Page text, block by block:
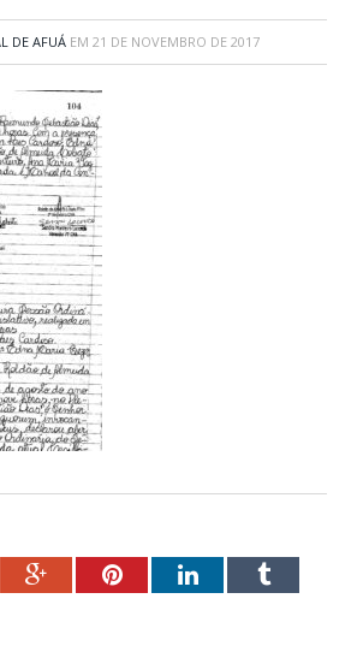
DE AFUÁ EM 21 DE NOVEMBRO DE 2017
Google+PinterestLinkedInTumblr